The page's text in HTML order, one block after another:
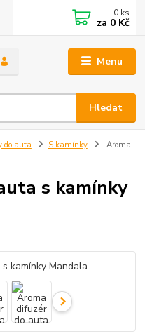
Menu
Hledat
0 ks
za 0 Kč
do auta S kamínky
Aroma
s kamínky